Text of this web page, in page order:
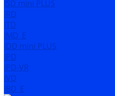
ISD mini PLUS
IRD
ITD
IMD_E
IDD mini PLUS
IPD
IРD-VR
IVD
IBD_E